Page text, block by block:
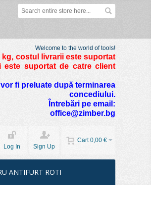
Welcome to the world of tools!
kg, costul livrarii este suportat
suportat de catre client
fi preluate după terminarea
concediului.
Întrebări pe email:
office@zimber.bg
Cart 0,00 €
Log In Sign Up
ANTIFURT ROTI